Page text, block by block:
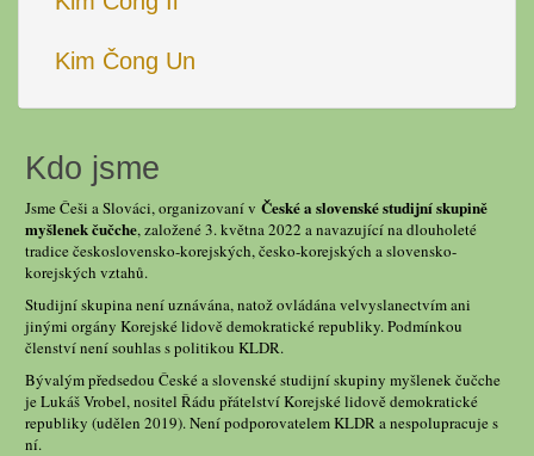
Kim Čong Un
Kdo jsme
Jsme Češi a Slováci, organizovaní v České a slovenské studijní skupině
myšlenek čučche, založené 3. května 2022 a navazující na dlouholeté
tradice československo-korejských, česko-korejských a slovensko-
korejských vztahů.
Studijní skupina není uznávána, natož ovládána velvyslanectvím ani
jinými orgány Korejské lidově demokratické republiky. Podmínkou
členství není souhlas s politikou KLDR.
Bývalým předsedou České a slovenské studijní skupiny myšlenek čučche
je Lukáš Vrobel, nositel Řádu přátelství Korejské lidově demokratické
republiky (udělen 2019). Není podporovatelem KLDR a nespolupracuje s
ní.